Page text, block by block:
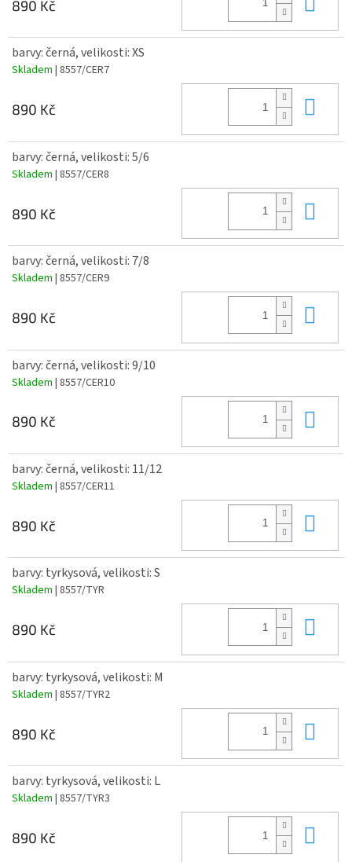
890 Kč
barvy: černá, velikosti: XS
Skladem | 8557/CER7
890 Kč
barvy: černá, velikosti: 5/6
Skladem | 8557/CER8
890 Kč
barvy: černá, velikosti: 7/8
Skladem | 8557/CER9
890 Kč
barvy: černá, velikosti: 9/10
Skladem | 8557/CER10
890 Kč
barvy: černá, velikosti: 11/12
Skladem | 8557/CER11
890 Kč
barvy: tyrkysová, velikosti: S
Skladem | 8557/TYR
890 Kč
barvy: tyrkysová, velikosti: M
Skladem | 8557/TYR2
890 Kč
barvy: tyrkysová, velikosti: L
Skladem | 8557/TYR3
890 Kč